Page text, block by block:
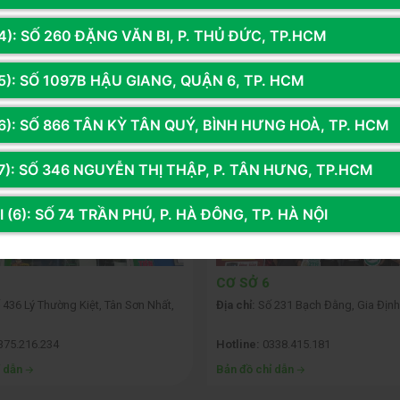
THỐNG 14 CỬA HÀNG TOÀN
436 Lý Thường Kiệt, Tân Sơn Nhất,
dẫn
CƠ SỞ 6
Địa chỉ: Số 231 Bạch Đằng, Gia
Hotline: 0338.415.181
Bản đồ chỉ dẫn
SỐ 260 ĐẶNG VĂN BI, P. THỦ ĐỨC, TP.HCM
SỐ 1097B HẬU GIANG, QUẬN 6, TP. HCM
SỐ 866 TÂN KỲ TÂN QUÝ, BÌNH HƯNG HOÀ, TP. HCM
SỐ 346 NGUYỄN THỊ THẬP, P. TÂN HƯNG, TP.HCM
(6): SỐ 74 TRẦN PHÚ, P. HÀ ĐÔNG, TP. HÀ NỘI